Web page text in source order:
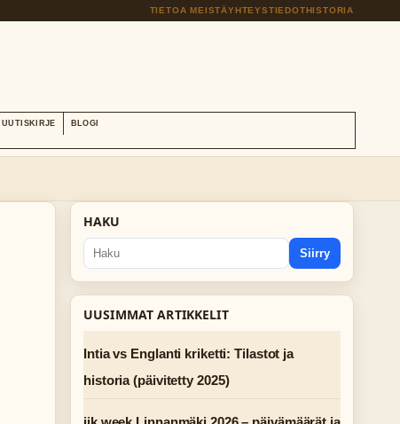
TIETOA MEISTÄYHTEYSTIEDOTHISTORIA
UUTISKIRJE BLOGI
HAKU
Siirry
UUSIMMAT ARTIKKELIT
Intia vs Englanti kriketti: Tilastot ja
historia (päivitetty 2025)